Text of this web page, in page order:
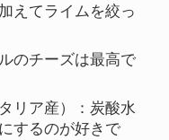
えてライムを絞っ
のチーズは最高で
リア産）：炭酸水
するのが好きで